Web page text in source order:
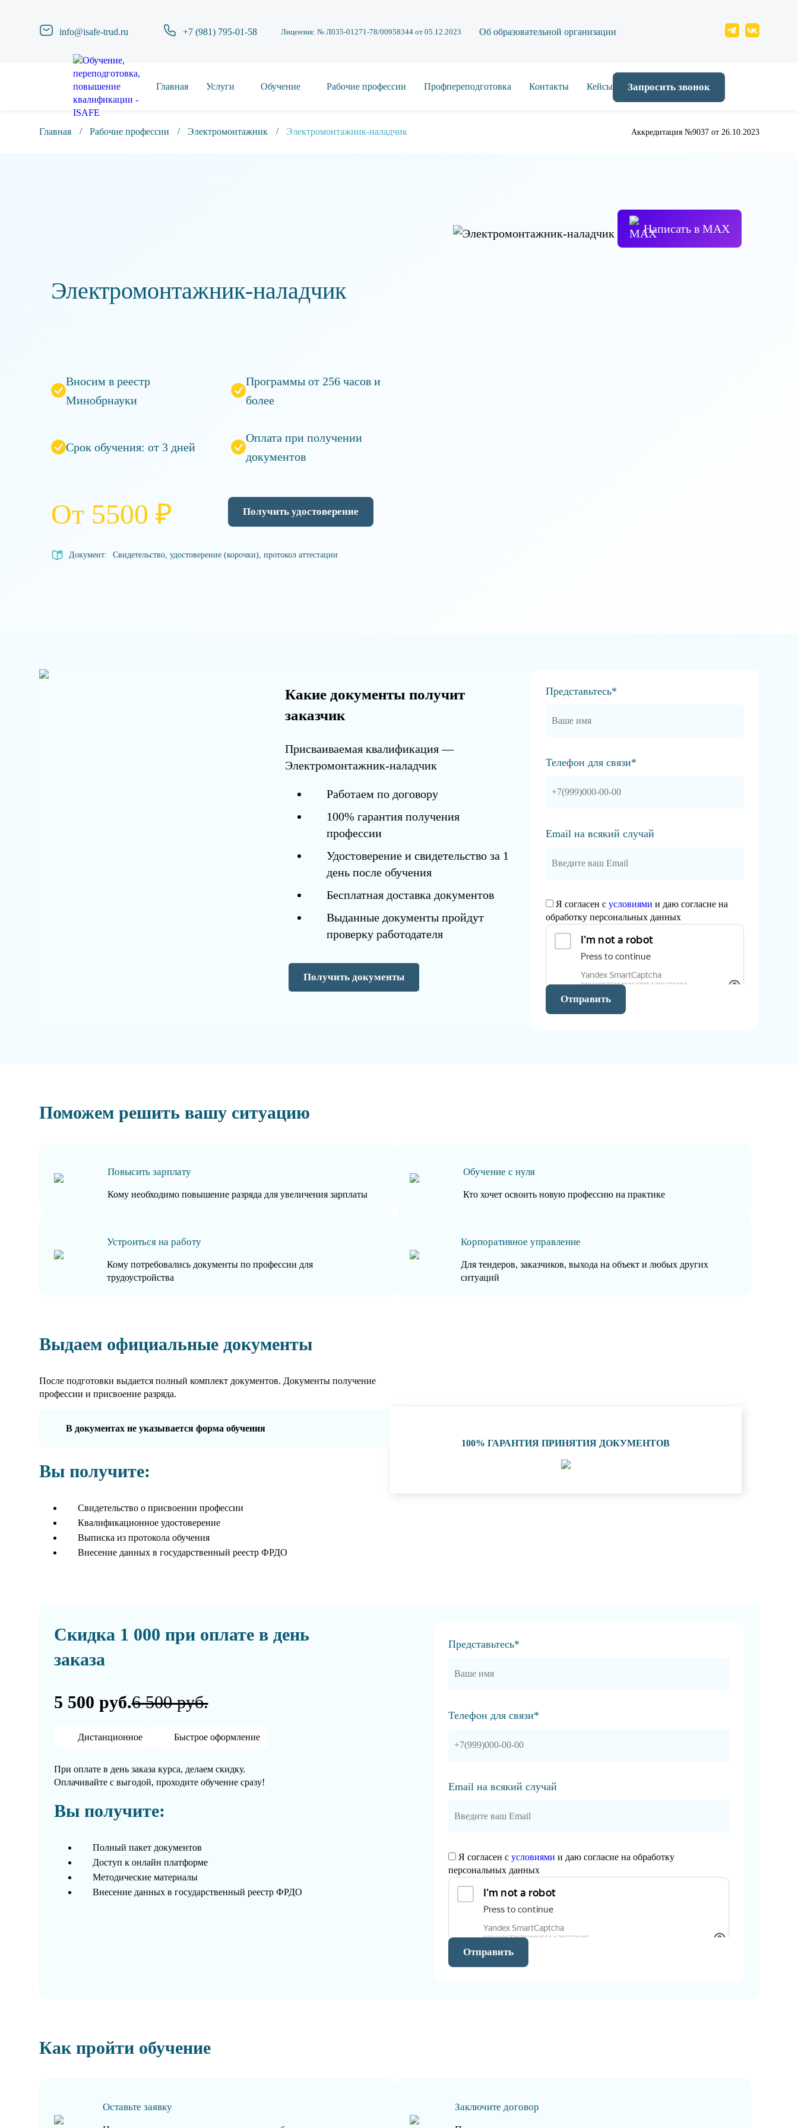
info@isafe-trud.ru +7 (981) 795-01-58 Лицензия: № Л035-01271-78/00958344 от 05.12.2023 Об образовательной организации
Главная Услуги Обучение Рабочие профессии Профпереподготовка Контакты Кейсы Запросить звонок
Главная Рабочие профессии Электромонтажник Электромонтажник-наладчик Аккредитация №9037 от 26.10.2023
Электромонтажник-наладчик
Вносим в реестр
Минобрнауки
Программы от 256 часов и
более
Срок обучения: от 3 дней
Оплата при получении
документов
От 5500 ₽ Получить удостоверение
Написать в МАХ
Документ: Свидетельство, удостоверение (корочки), протокол аттестации
Какие документы получит
заказчик
Присваиваемая квалификация —
Электромонтажник-наладчик
Работаем по договору
100% гарантия получения
профессии
Удостоверение и свидетельство за 1
день после обучения
Бесплатная доставка документов
Выданные документы пройдут
проверку работодателя
Получить документы
Представьтесь*
Телефон для связи*
Email на всякий случай
Я согласен сусловиями и даю согласие на
обработку персональных данных
Отправить
Поможем решить вашу ситуацию
Повысить зарплату
Кому необходимо повышение разряда для увеличения зарплаты
Обучение с нуля
Кто хочет освоить новую профессию на практике
Устроиться на работу
Кому потребовались документы по профессии для
трудоустройства
Корпоративное управление
Для тендеров, заказчиков, выхода на объект и любых других
ситуаций
Выдаем официальные документы
После подготовки выдается полный комплект документов. Документы получение
профессии и присвоение разряда.
В документах не указывается форма обучения
Вы получите:
Свидетельство о присвоении профессии
Квалификационное удостоверение
Выписка из протокола обучения
Внесение данных в государственный реестр ФРДО
100% ГАРАНТИЯ ПРИНЯТИЯ ДОКУМЕНТОВ
Скидка 1 000 при оплате в день
заказа
5 500 руб.6 500 руб.
Дистанционное Быстрое оформление
При оплате в день заказа курса, делаем скидку.
Оплачивайте с выгодой, проходите обучение сразу!
Вы получите:
Полный пакет документов
Доступ к онлайн платформе
Методические материалы
Внесение данных в государственный реестр ФРДО
Представьтесь*
Телефон для связи*
Email на всякий случай
Я согласен сусловиями и даю согласие на обработку
персональных данных
Отправить
Как пройти обучение
Оставьте заявку Заключите договор